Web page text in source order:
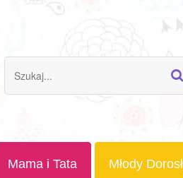
Mama i Tata Młody